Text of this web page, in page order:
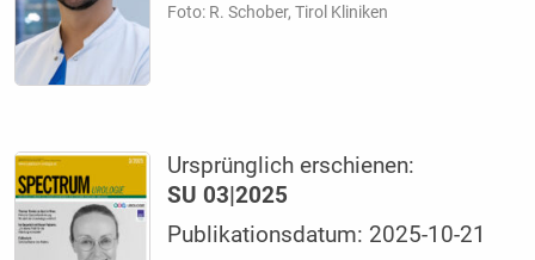
Foto: R. Schober, Tirol Kliniken
Ursprünglich erschienen:
SU 03|2025
Publikationsdatum: 2025-10-21